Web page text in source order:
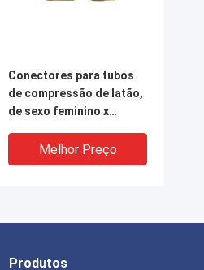
Conectores para tubos
de compressão de latão,
de sexo feminino x
Melhor Preço
Produtos